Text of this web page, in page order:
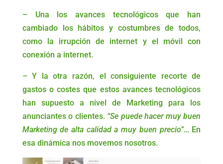
– Una los avances tecnológicos que han
cambiado los hábitos y costumbres de todos,
como la irrupción de internet y el móvil con
conexión a internet.
– Y la otra razón, el consiguiente recorte de
gastos o costes que estos avances tecnológicos
han supuesto a nivel de Marketing para los
anunciantes o clientes. “Se puede hacer muy buen
Marketing de alta calidad a muy buen precio”… En
esa dinámica nos movemos nosotros.